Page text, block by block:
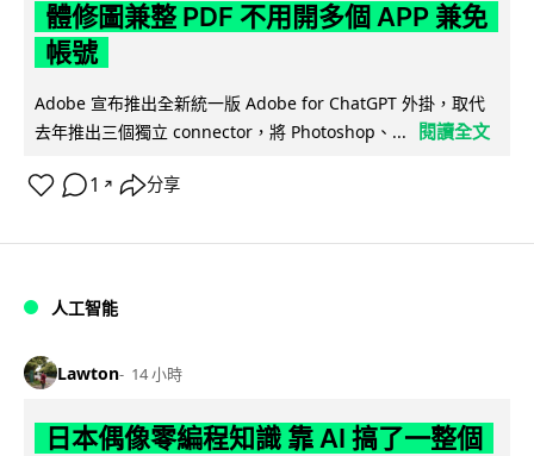
體修圖兼整 PDF 不用開多個 APP 兼免
帳號
Adobe 宣布推出全新統一版 Adobe for ChatGPT 外掛，取代
去年推出三個獨立 connector，將 Photoshop、...
閱讀全文
1 ↗ 分享
人工智能
Lawton 14 小時
日本偶像零編程知識 靠 AI 搞了一整個